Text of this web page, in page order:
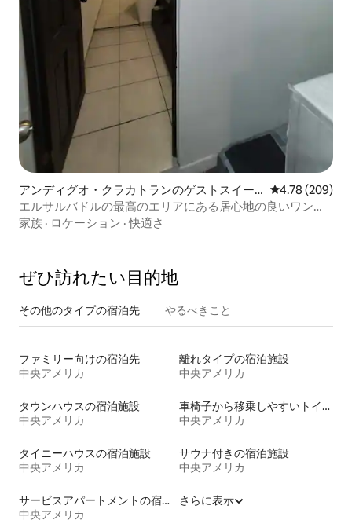
アンディグオ・クラカトランのゲストスイー
ト
レビュー209
4.78 (209)
エルサルバドルの最高のエリアにある居心地の良いワンル
ームです。
家族 · ロケーション ·快適さ
ぜひ訪⁠れ⁠た⁠い目⁠的⁠地
その他のタ⁠イ⁠プ⁠の宿⁠泊⁠先 やるべきこと
ファミリー向けの宿泊先
中央アメリカ
離れタイプの宿泊施設
中央アメリカ
タウンハウスの宿泊施設
中央アメリカ
車椅子から移乗しやすいトイレ付きの宿泊施設
中央アメリカ
タイニーハウスの宿泊施設
中央アメリカ
サウナ付きの宿泊施設
中央アメリカ
サービスアパートメントの宿泊施設
中央アメリカ
さらに表示